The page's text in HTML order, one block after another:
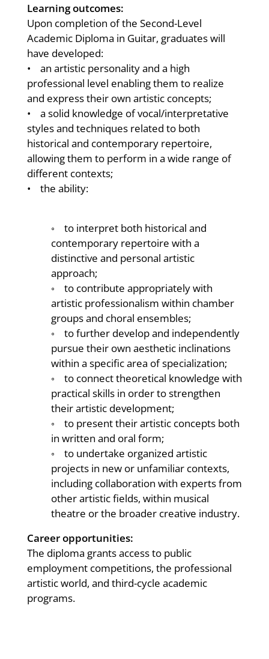
Learning outcomes:
Upon completion of the Second-Level
Academic Diploma in Guitar, graduates will
have developed:
• an artistic personality and a high
professional level enabling them to realize
and express their own artistic concepts;
• a solid knowledge of vocal/interpretative
styles and techniques related to both
historical and contemporary repertoire,
allowing them to perform in a wide range of
different contexts;
• the ability:
◦ to interpret both historical and
contemporary repertoire with a
distinctive and personal artistic
approach;
◦ to contribute appropriately with
artistic professionalism within chamber
groups and choral ensembles;
◦ to further develop and independently
pursue their own aesthetic inclinations
within a specific area of specialization;
◦ to connect theoretical knowledge with
practical skills in order to strengthen
their artistic development;
◦ to present their artistic concepts both
in written and oral form;
◦ to undertake organized artistic
projects in new or unfamiliar contexts,
including collaboration with experts from
other artistic fields, within musical
theatre or the broader creative industry.
Career opportunities:
The diploma grants access to public
employment competitions, the professional
artistic world, and third-cycle academic
programs.